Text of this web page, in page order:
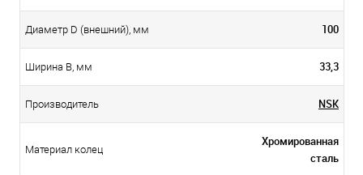
Диаметр D (внешний), мм 100
Ширина B, мм 33,3
Производитель NSK
Материал колец
Хромированная
сталь